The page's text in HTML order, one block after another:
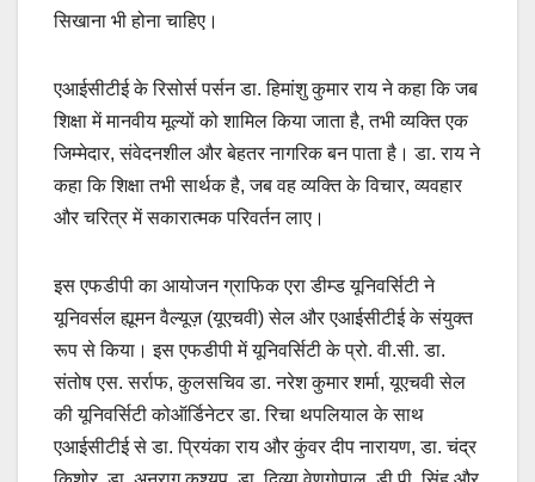
सिखाना भी होना चाहिए।
एआईसीटीई के रिसोर्स पर्सन डा. हिमांशु कुमार राय ने कहा कि जब
शिक्षा में मानवीय मूल्यों को शामिल किया जाता है, तभी व्यक्ति एक
जिम्मेदार, संवेदनशील और बेहतर नागरिक बन पाता है। डा. राय ने
कहा कि शिक्षा तभी सार्थक है, जब वह व्यक्ति के विचार, व्यवहार
और चरित्र में सकारात्मक परिवर्तन लाए।
इस एफडीपी का आयोजन ग्राफिक एरा डीम्ड यूनिवर्सिटी ने
यूनिवर्सल ह्यूमन वैल्यूज़ (यूएचवी) सेल और एआईसीटीई के संयुक्त
रूप से किया। इस एफडीपी में यूनिवर्सिटी के प्रो. वी.सी. डा.
संतोष एस. सर्राफ, कुलसचिव डा. नरेश कुमार शर्मा, यूएचवी सेल
की यूनिवर्सिटी कोऑर्डिनेटर डा. रिचा थपलियाल के साथ
एआईसीटीई से डा. प्रियंका राय और कुंवर दीप नारायण, डा. चंद्र